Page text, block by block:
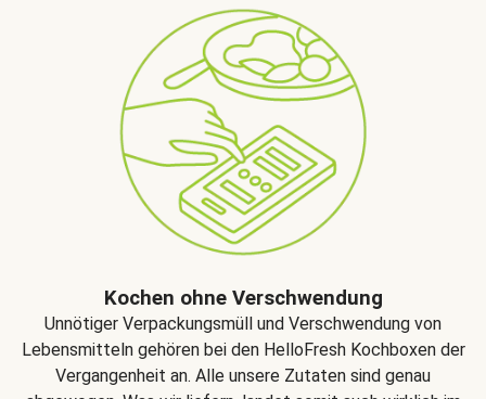
Kochen ohne Verschwendung
Unnötiger Verpackungsmüll und Verschwendung von
Lebensmitteln gehören bei den HelloFresh Kochboxen der
Vergangenheit an. Alle unsere Zutaten sind genau